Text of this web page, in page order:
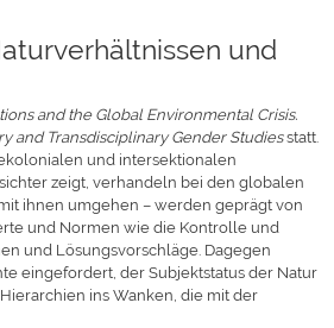
und
and the Global Environmental Crisis.
and Transdisciplinary Gender Studiesstatt.
und intersektionalen
zeigt, verhandeln bei den globalen
ihnen umgehen – werden geprägt von
und Normen wie die Kontrolle und
und Lösungsvorschläge. Dagegen
eingefordert, der Subjektstatus der Natur
ins Wanken, die mit der